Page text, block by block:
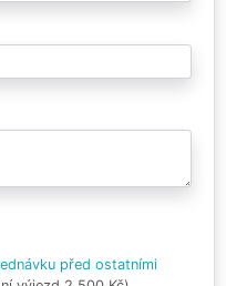
před ostatními